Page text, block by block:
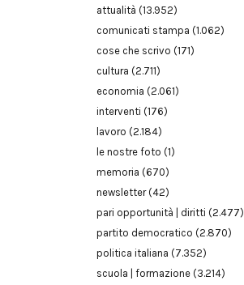
attualità (13.952)
comunicati stampa (1.062)
cose che scrivo (171)
cultura (2.711)
economia (2.061)
interventi (176)
lavoro (2.184)
le nostre foto (1)
memoria (670)
newsletter(42)
pari opportunità | diritti (2.477)
partito democratico (2.870)
politica italiana (7.352)
scuola | formazione (3.214)